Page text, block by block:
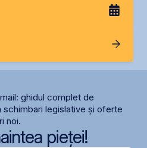
ghidul complet de
legislative și oferte
noi.
pieței!